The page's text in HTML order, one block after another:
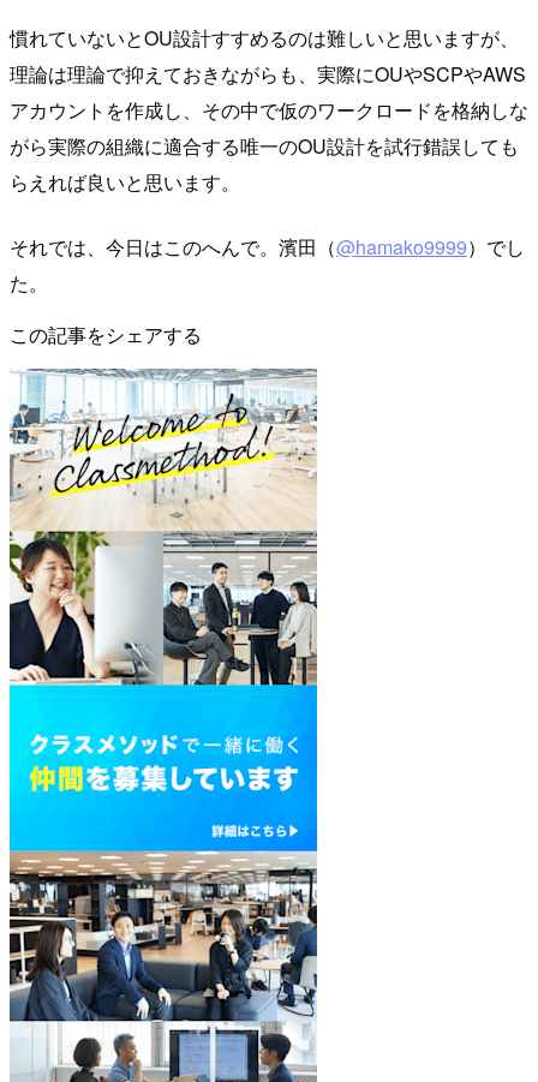
慣れていないとOU設計すすめるのは難しいと思いますが、
理論は理論で抑えておきながらも、実際にOUやSCPやAWS
アカウントを作成し、その中で仮のワークロードを格納しな
がら実際の組織に適合する唯一のOU設計を試行錯誤しても
らえれば良いと思います。
それでは、今日はこのへんで。濱田（@hamako9999）でし
た。
この記事をシェアする